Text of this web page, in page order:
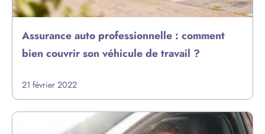
Assurance auto professionnelle : comment
bien couvrir son véhicule de travail ?
21 février 2022